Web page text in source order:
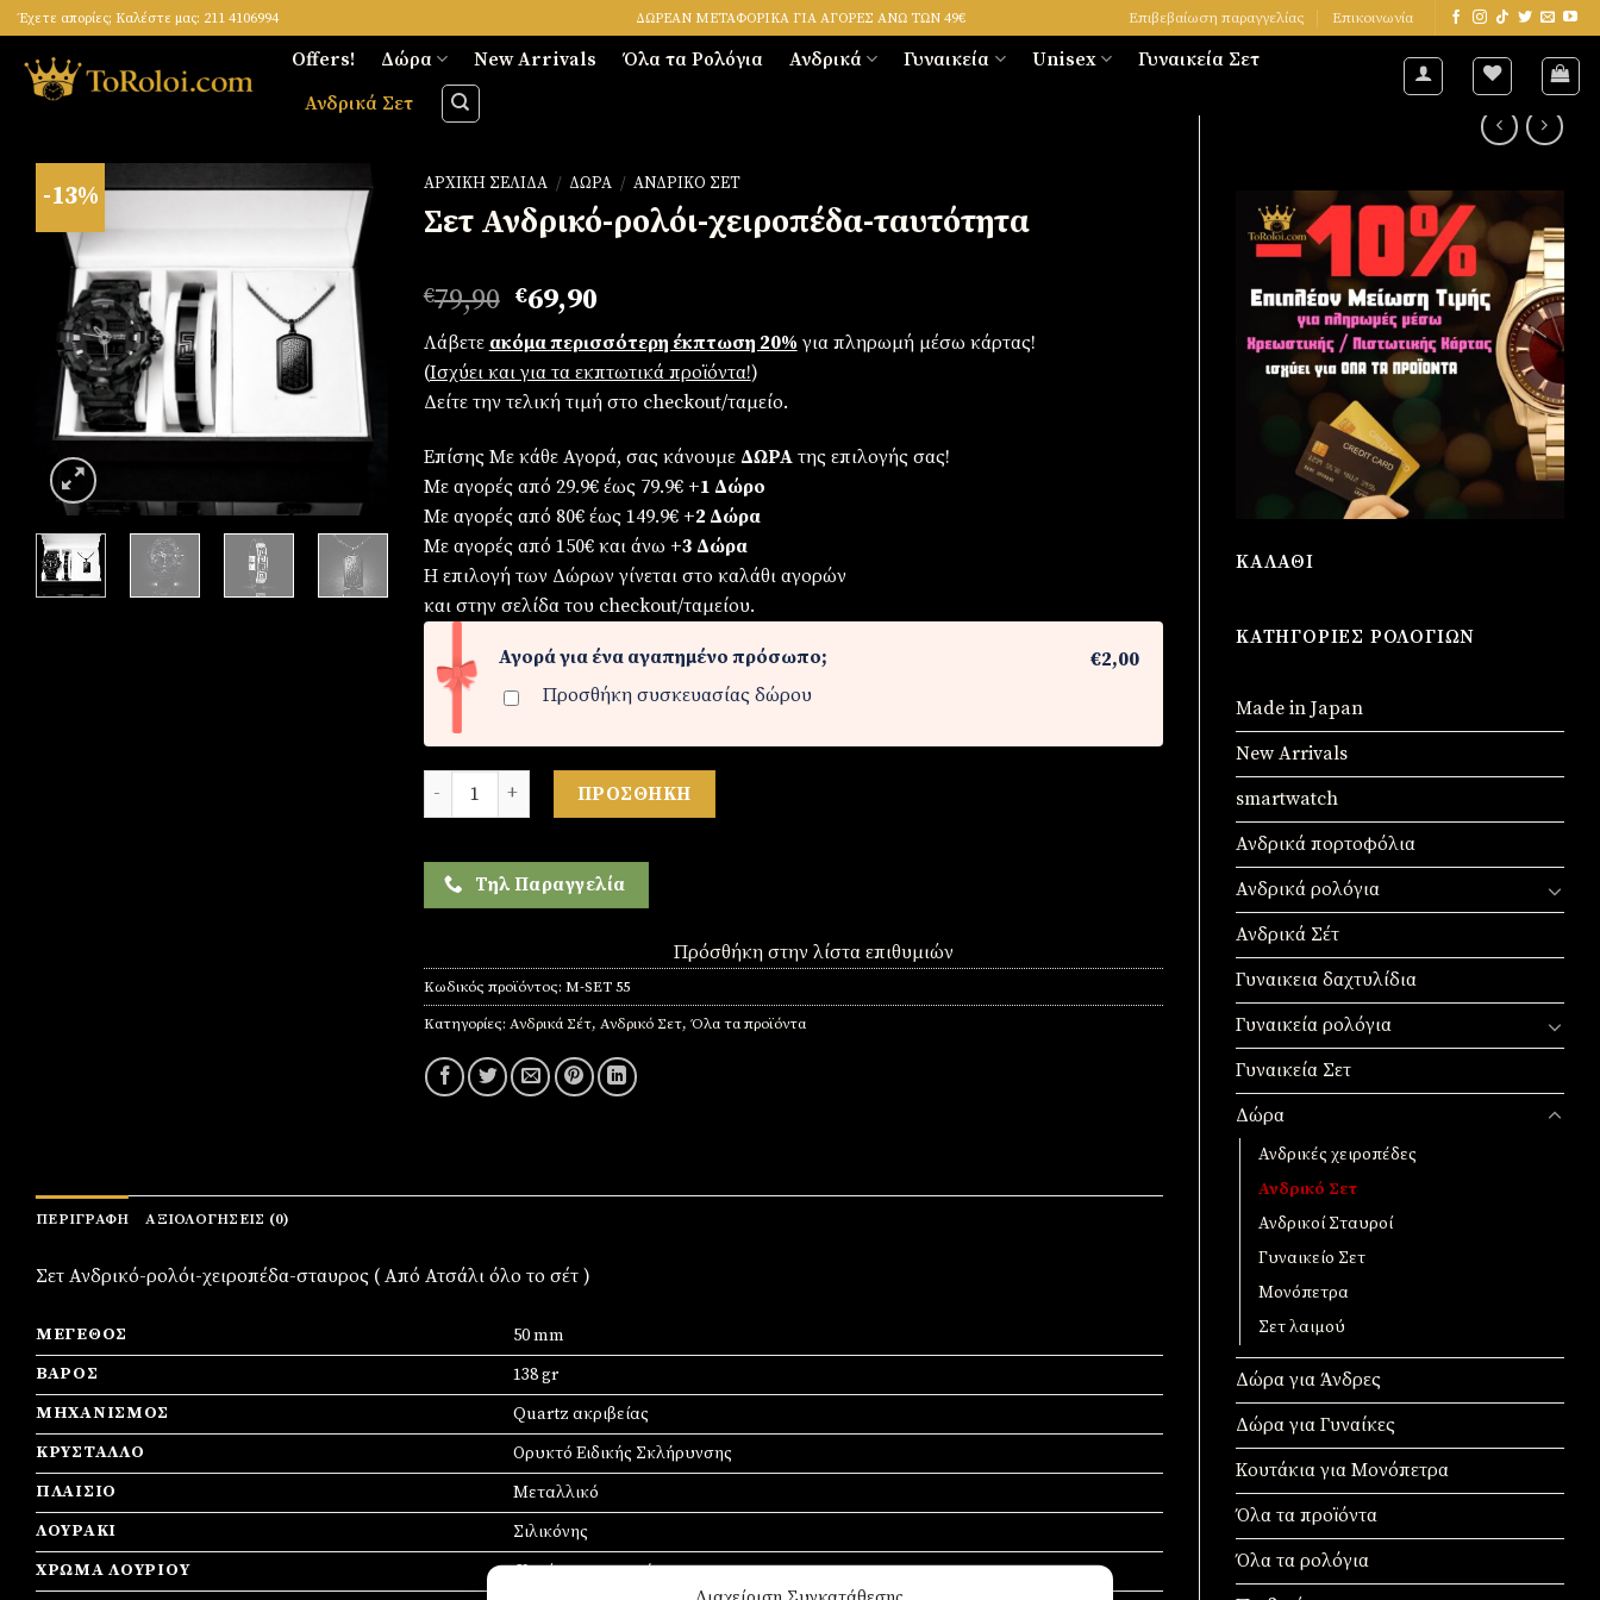
Skip
to
content
Έχετε απορίες; Καλέστε μας: 211 4106994 ΔΩΡΕΑΝ ΜΕΤΑΦΟΡΙΚΑ ΓΙΑ ΑΓΟΡΕΣ ΑΝΩ ΤΩΝ 49€ Επιβεβαίωση παραγγελίας Επικοινωνία
Offers! Δώρα New Arrivals Όλα τα Ρολόγια Ανδρικά Γυναικεία Unisex
Γυναικεία Σετ
Ανδρικά Σετ
ΚΑΛΆΘΙ
ΚΑΤΗΓΟΡΊΕΣ ΡΟΛΟΓΙΏΝ
Made in Japan
New Arrivals
smartwatch
Ανδρικά πορτοφόλια
Ανδρικά ρολόγια
Ανδρικά Σέτ
Γυναικεια δαχτυλίδια
Γυναικεία ρολόγια
Γυναικεία Σετ
Δώρα
Ανδρικές χειροπέδες
Ανδρικό Σετ
Ανδρικοί Σταυροί
Γυναικείο Σετ
Μονόπετρα
Σετ λαιμού
Δώρα για Άνδρες
Δώρα για Γυναίκες
Κουτάκια για Μονόπετρα
Όλα τα προϊόντα
Όλα τα ρολόγια
-13%
Πρόσθήκη
στην
επιθυμιών
ΑΡΧΙΚΉ ΣΕΛΊΔΑ / ΔΏΡΑ / ΑΝΔΡΙΚΌ ΣΕΤ
Σετ Ανδρικό-ρολόι-χειροπέδα-ταυτότητα
€79,90 Original
price
was:
€79,90.
€69,90Η
τρέχουσα
τιμή
είναι:
€69,90.
Λάβετε ακόμα περισσότερη έκπτωση 20% για πληρωμή μέσω κάρτας!
(Iσχύει και για τα εκπτωτικά προϊόντα!)
Δείτε την τελική τιμή στο checkout/ταμείο.
Επίσης Με κάθε Αγορά, σας κάνουμε ΔΩΡΑτης επιλογής σας!
Με αγορές από 29.9€ έως 79.9€ +1 Δώρο
Με αγορές από 80€ έως 149.9€ +2 Δώρα
Με αγορές από 150€ και άνω +3 Δώρα
Η επιλογή των Δώρων γίνεται στο καλάθι αγορών
και στην σελίδα του checkout/ταμείου.
Αγορά για ένα αγαπημένο πρόσωπο;
Προσθήκη συσκευασίας δώρου
€2,00
ΠΡΟΣΘΉΚΗ
Τηλ Παραγγελία
Πρόσθήκη στην λίστα επιθυμιών
Κωδικός προϊόντος: M-SET 55
Κατηγορίες: Ανδρικά Σέτ, Ανδρικό Σετ, Όλα τα προϊόντα
ΠΕΡΙΓΡΑΦΉ ΑΞΙΟΛΟΓΉΣΕΙΣ (0)
Σετ Ανδρικό-ρολόι-χειροπέδα-σταυρος ( Από Ατσάλι όλο το σέτ )
ΜΈΓΕΘΟΣ
50 mm
ΒΆΡΟΣ
138 gr
ΜΗΧΑΝΙΣΜΌΣ
Quartz ακριβείας
ΚΡΎΣΤΑΛΛΟ
Ορυκτό Ειδικής Σκλήρυνσης
ΠΛΑΊΣΙΟ
Mεταλλικό
ΛΟΥΡΆΚΙ
Σιλικόνης
ΧΡΏΜΑ ΛΟΥΡΙΟΎ
Χακί στρατιωτικό